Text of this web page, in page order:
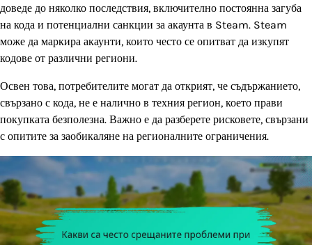
доведе до няколко последствия, включително постоянна загуба
на кода и потенциални санкции за акаунта в Steam. Steam
може да маркира акаунти, които често се опитват да изкупят
кодове от различни региони.
Освен това, потребителите могат да открият, че съдържанието,
свързано с кода, не е налично в техния регион, което прави
покупката безполезна. Важно е да разберете рисковете, свързани
с опитите за заобикаляне на регионалните ограничения.